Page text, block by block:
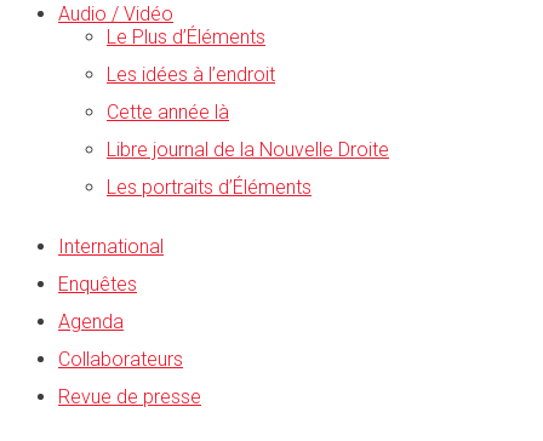
Audio / Vidéo
Le Plus d’Éléments
Les idées à l’endroit
Cette année là
Libre journal de la Nouvelle Droite
Les portraits d’Éléments
International
Enquêtes
Agenda
Collaborateurs
Revue de presse